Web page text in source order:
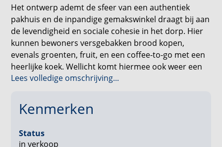
Het ontwerp ademt de sfeer van een authentiek
pakhuis en de inpandige gemakswinkel draagt bij aan
de levendigheid en sociale cohesie in het dorp. Hier
kunnen bewoners versgebakken brood kopen,
evenals groenten, fruit, en een coffee-to-go met een
heerlijke koek. Wellicht komt hiermee ook weer een
post-pakketpunt terug in het dorp. Ook wordt er
hun medicijnen hier te laten ophalen.
De Mariastraat in Mariahout wordt nieuw leven
Lees volledige omschrijving...
Kenmerken
Status
in verkoop